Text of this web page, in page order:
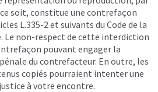
soit, constitue une contrefaçon
L.335-2 et suivants du Code de la
non-respect de cette interdiction
pouvant engager la
du contrefacteur. En outre, les
copiés pourraient intenter une
à votre encontre.